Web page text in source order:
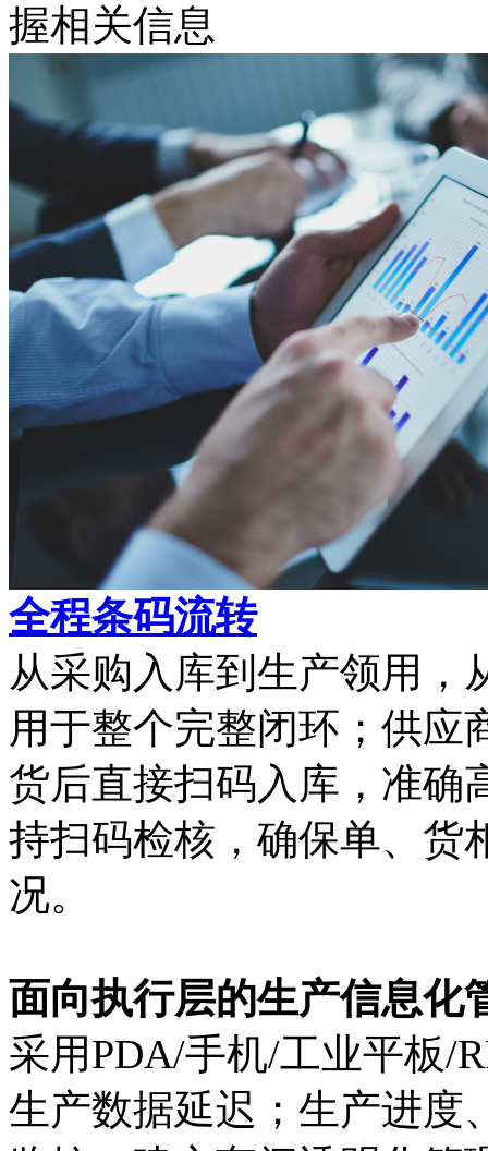
握相关信息
全程条码流转
从采购入库到生产领用，
用于整个完整闭环；供应
货后直接扫码入库，准确
持扫码检核，确保单、货
况。
面向执行层的生产信息化
采用PDA/手机/工业平板/
生产数据延迟；生产进度